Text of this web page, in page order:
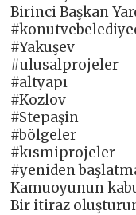
Birinci Başkan
#Yakuşev
#ulusalprojeler
#altyapı
#Kozlov
#Stepaşin
#bölgeler
#kısmiprojeler
#yeniden
Kamuoyunun
Bir itiraz